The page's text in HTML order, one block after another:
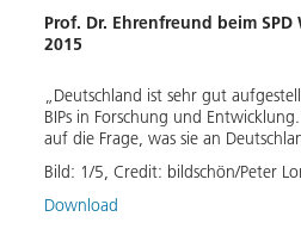
Prof. Dr. Ehrenfreund beim
2015
„Deutschland ist sehr gut
BIPs in Forschung und
auf die Frage, was sie an
Bild: 1/5, Credit: bildschön/Peter
Download